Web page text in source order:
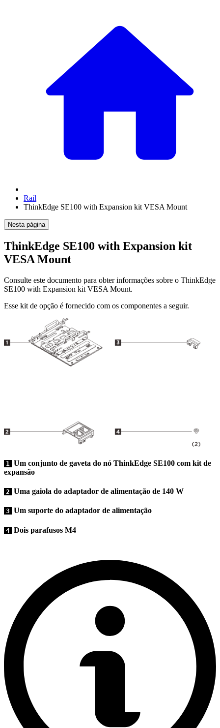
Rail
ThinkEdge SE100 with Expansion kit VESA Mount
Nesta página
ThinkEdge SE100 with Expansion kit
VESA Mount
Consulte este documento para obter informações sobre o ThinkEdge
SE100 with Expansion kit VESA Mount.
Esse kit de opção é fornecido com os componentes a seguir.
1
Um conjunto de gaveta do nó ThinkEdge SE100 com kit de
expansão
2 Uma gaiola do adaptador de alimentação de 140 W
3 Um suporte do adaptador de alimentação
4 Dois parafusos M4